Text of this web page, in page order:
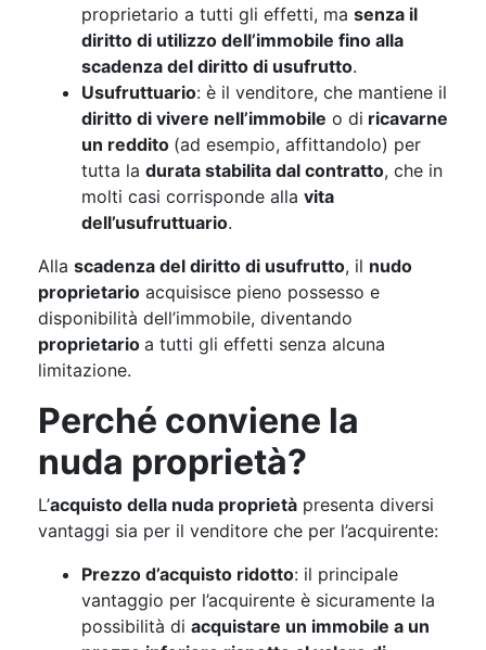
proprietario a tutti gli effetti, ma senza il
diritto di utilizzo dell’immobile fino alla
scadenza del diritto di usufrutto.
Usufruttuario: è il venditore, che mantiene il
diritto di vivere nell’immobile o di ricavarne
un reddito (ad esempio, affittandolo) per
tutta la durata stabilita dal contratto, che in
molti casi corrisponde alla vita
dell’usufruttuario.
Alla scadenza del diritto di usufrutto, il nudo
proprietario acquisisce pieno possesso e
disponibilità dell’immobile, diventando
proprietario a tutti gli effetti senza alcuna
limitazione.
Perché conviene la
nuda proprietà?
L’acquisto della nuda proprietà presenta diversi
vantaggi sia per il venditore che per l’acquirente:
Prezzo d’acquisto ridotto: il principale
vantaggio per l’acquirente è sicuramente la
possibilità di acquistare un immobile a un